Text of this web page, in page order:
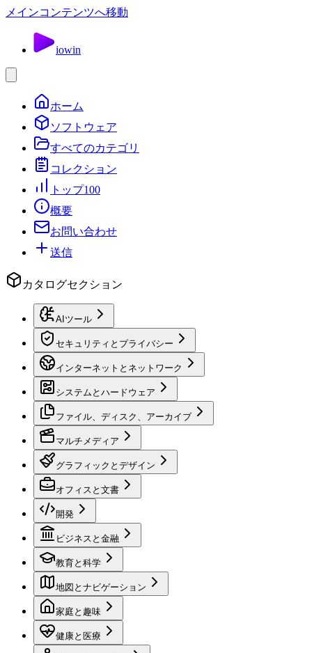
メインコンテンツへ移動
iowin
ホーム
ソフトウェア
すべてのカテゴリ
コレクション
トップ100
概要
お問い合わせ
送信
カタログセクション
AIツール
セキュリティとプライバシー
インターネットとネットワーク
システムとハードウェア
ファイル、ディスク、アーカイブ
マルチメディア
グラフィックとデザイン
オフィスと文書
開発
ビジネスと金融
教育と科学
地図とナビゲーション
家庭と趣味
健康と医療